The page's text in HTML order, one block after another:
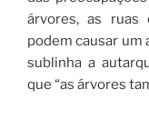
árvores, as ruas
podem causar um
sublinha a
que “as árvores